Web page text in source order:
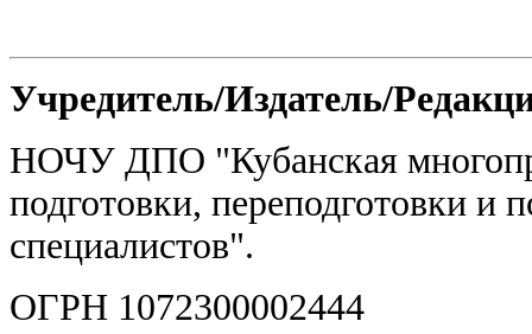
Учредитель/Издатель/
НОЧУ ДПО "Кубанская
подготовки, переподготовки
специалистов".
ОГРН 1072300002444